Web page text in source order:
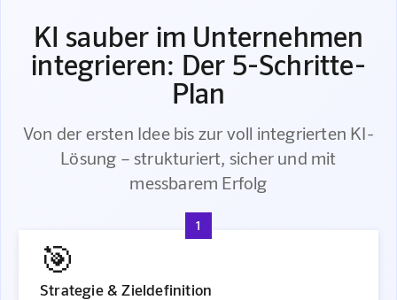
KI sauber im Unternehmen
integrieren: Der 5-Schritte-
Plan
Von der ersten Idee bis zur voll integrierten KI-
Lösung – strukturiert, sicher und mit
messbarem Erfolg
1
🎯
Strategie & Zieldefinition